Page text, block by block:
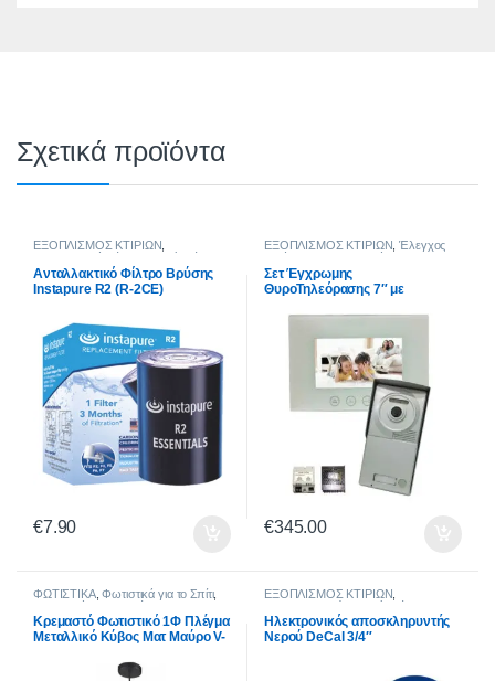
Σχετικά προϊόντα
ΕΞΟΠΛΙΣΜΟΣ ΚΤΙΡΙΩΝ
Ανταλλακτικά Φίλτρα Νερού
Φίλτρα
Νερού,Είδη Οικιακής Χρήσης,
Εξοπλισμός Σπιτιού
Ανταλλακτικό Φίλτρο Βρύσης
Instapure R2 (R-2CE)
€7.90
ΕΞΟΠΛΙΣΜΟΣ ΚΤΙΡΙΩΝ ,Έλεγχος
Εισόδου
Θυροτηλεoράσεις
Σετ Έγχρωμης
ΘυροΤηλεόρασης 7″ με
+ EL-202 + EL-206
€345.00
ΦΩΤΙΣΤΙΚΑ,Φωτιστικά για το Σπίτι,
Φωτιστικά Τραπεζαρίας
ΕΞΟΠΛΙΣΜΟΣ ΚΤΙΡΙΩΝ,HoReCa,
Φωτιστικά HoReCa ,Κρεμαστά
Μονόφωτα,Μεταλλικά
Κρεμαστό Φωτιστικό 1Φ Πλέγμα
Μεταλλικό Κύβος Ματ Μαύρο V-
ΕΞΟΠΛΙΣΜΟΣ ΚΤΙΡΙΩΝ
Αποσκληρυντές Νερού
Φίλτρα
Νερού,Είδη Οικιακής Χρήσης,
Εξοπλισμός Σπιτιού
Ηλεκτρονικός αποσκληρυντής
Νερού DeCal 3/4″